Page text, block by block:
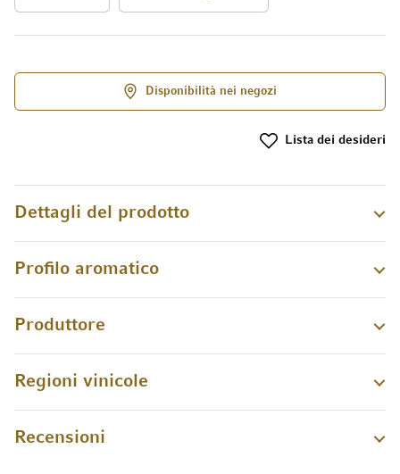
Disponibilità nei negozi
Lista dei desideri
Dettagli del prodotto
Profilo aromatico
Produttore
Regioni vinicole
Recensioni